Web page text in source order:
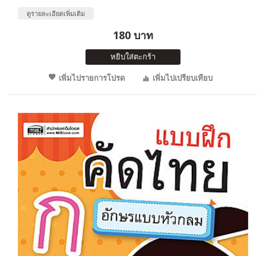
ดูรายละเอียดเพิ่มเติม
180 บาท
หยิบใส่ตะกร้า
เพิ่มไปรายการโปรด
เพิ่มไปเปรียบเทียบ